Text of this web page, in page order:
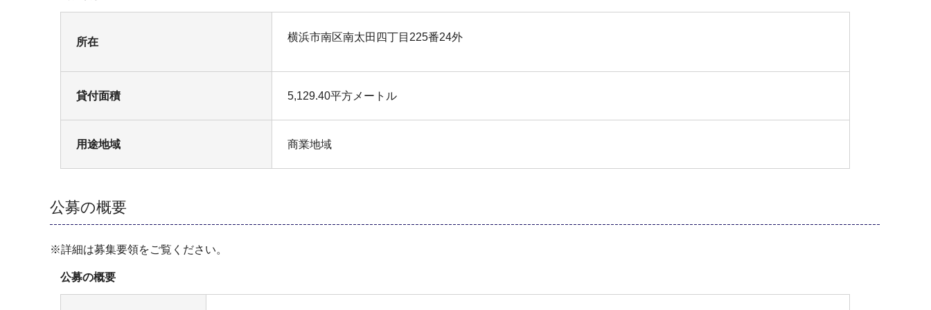
所在 横浜市南区南太田四丁目225番24外
貸付面積 5,129.40平方メートル
用途地域 商業地域
公募の概要
※詳細は募集要領をご覧ください。
公募の概要